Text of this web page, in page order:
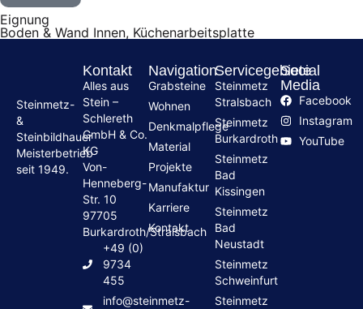
Eignung
Boden & Wand Innen, Küchenarbeitsplatte
Steinmetz-
&
Steinbildhauer
Meisterbetrieb
seit 1949.
Kontakt
Alles aus
Stein –
Schlereth
GmbH & Co.
KG
Von-
Henneberg-
Str. 10
97705
Burkardroth/Stralsbach
+49 (0)
9734
455
info@steinmetz-
Navigation
Grabsteine
Wohnen
Denkmalpflege
Material
Projekte
Manufaktur
Karriere
Kontakt
Servicegebiete
Steinmetz
Stralsbach
Steinmetz
Burkardroth
Steinmetz
Bad
Kissingen
Steinmetz
Bad
Neustadt
Steinmetz
Schweinfurt
Steinmetz
Social
Media
Facebook
Instagram
YouTube